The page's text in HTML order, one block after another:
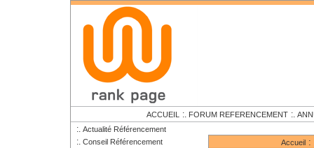
ACCUEIL :. FORUM REFERENCEMENT :.
:. Actualité Référencement
:. Conseil Référencement Accueil :